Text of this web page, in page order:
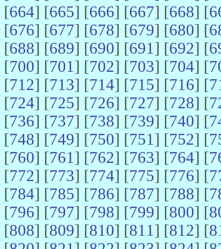
[664] [665] [666] [667] [668] [
[676] [677] [678] [679] [680] [
[688] [689] [690] [691] [692] [
[700] [701] [702] [703] [704] [
[712] [713] [714] [715] [716] [
[724] [725] [726] [727] [728] [
[736] [737] [738] [739] [740] [
[748] [749] [750] [751] [752] [
[760] [761] [762] [763] [764] [
[772] [773] [774] [775] [776] [
[784] [785] [786] [787] [788] [
[796] [797] [798] [799] [800] [
[808] [809] [810] [811] [812] [